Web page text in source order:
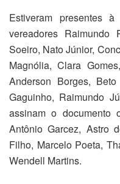
Estiveram presentes
vereadores Raimundo
Soeiro, Nato Júnior,
Magnólia, Clara
Anderson Borges,
Gaguinho, Raimundo
assinam o documento
Antônio Garcez, Astro
Filho, Marcelo Poeta,
Wendell Martins.